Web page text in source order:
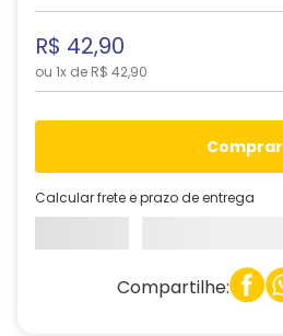
R$ 42,90
ou 1x de R$ 42,90
comprar
Calcular frete e prazo de entrega
Compartilhe: